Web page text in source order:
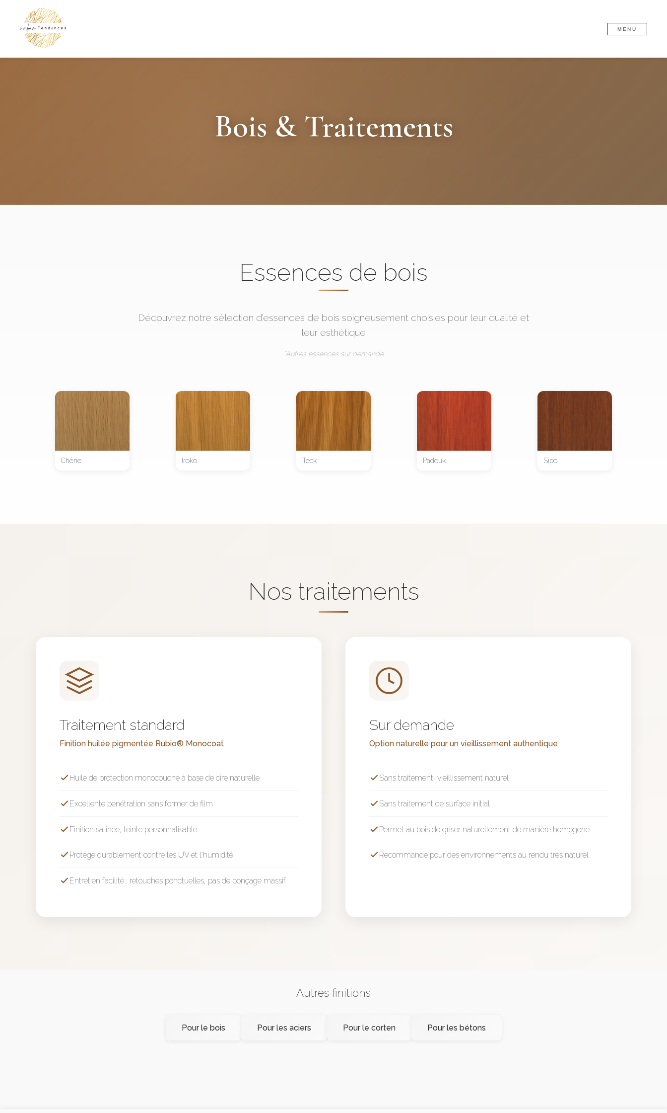
MENU
Bois & Traitements
Essences de bois
Découvrez notre sélection d'essences de bois soigneusement choisies pour leur qualité et
leur esthétique
*Autres essences sur demande
Chêne Iroko Teck Padouk Sipo
Nos traitements
Traitement standard
Finition huilée pigmentée Rubio® Monocoat
Huile de protection monocouche à base de cire naturelle
Excellente pénétration sans former de film
Finition satinée, teinte personnalisable
Protège durablement contre les UV et l'humidité
Entretien facilité : retouches ponctuelles, pas de ponçage massif
Sur demande
Option naturelle pour un vieillissement authentique
Sans traitement, vieillissement naturel
Sans traitement de surface initial
Permet au bois de griser naturellement de manière homogène
Recommandé pour des environnements au rendu très naturel
Autres finitions
Pour le bois Pour les aciers Pour le corten Pour les bétons